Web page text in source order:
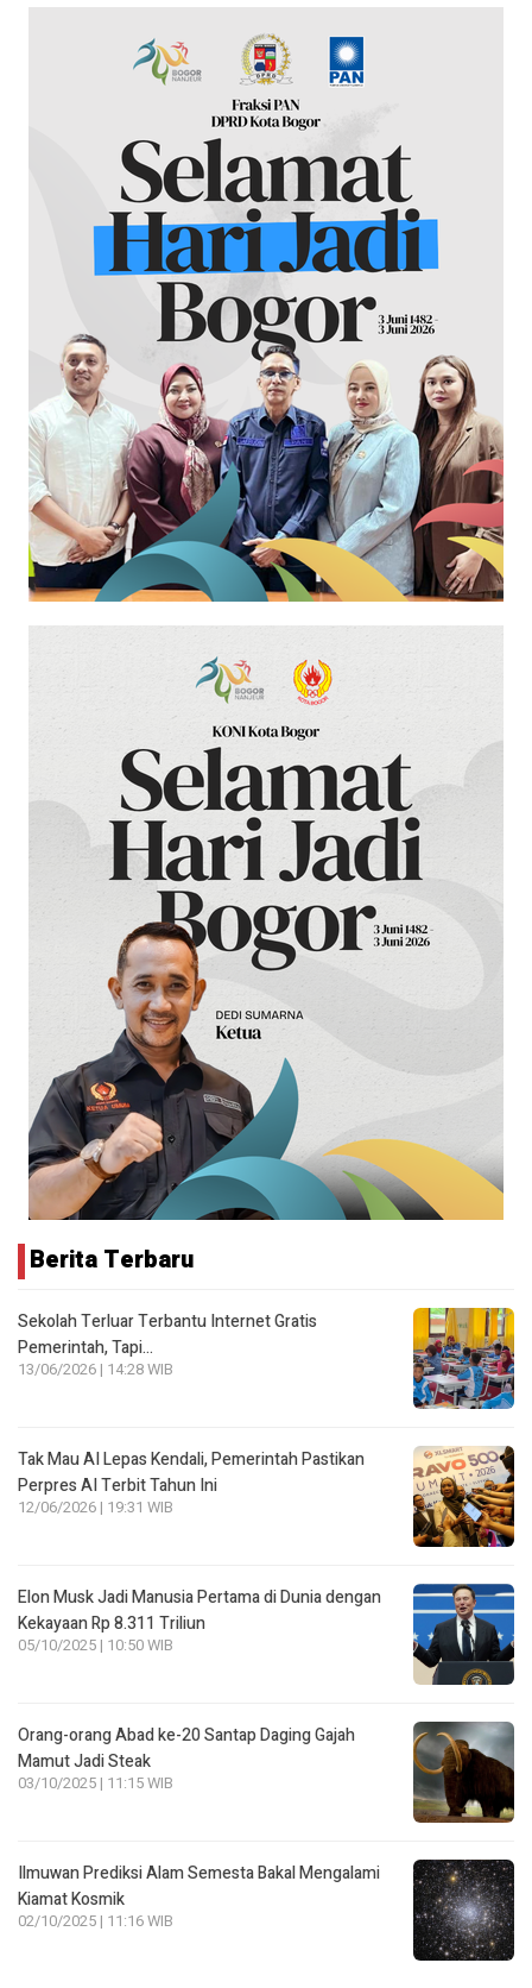
Berita Terbaru
Sekolah Terluar Terbantu Internet Gratis
Pemerintah, Tapi…
13/06/2026 | 14:28 WIB
Tak Mau AI Lepas Kendali, Pemerintah Pastikan
Perpres AI Terbit Tahun Ini
12/06/2026 | 19:31 WIB
Elon Musk Jadi Manusia Pertama di Dunia dengan
Kekayaan Rp 8.311 Triliun
05/10/2025 | 10:50 WIB
Orang-orang Abad ke-20 Santap Daging Gajah
Mamut Jadi Steak
03/10/2025 | 11:15 WIB
Ilmuwan Prediksi Alam Semesta Bakal Mengalami
Kiamat Kosmik
02/10/2025 | 11:16 WIB